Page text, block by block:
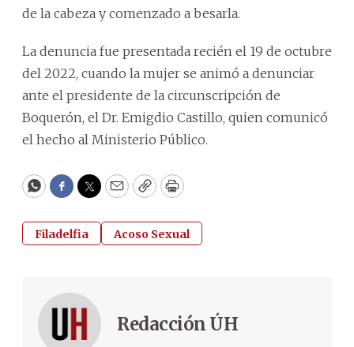
de la cabeza y comenzado a besarla.
La denuncia fue presentada recién el 19 de octubre
del 2022, cuando la mujer se animó a denunciar
ante el presidente de la circunscripción de
Boquerón, el Dr. Emigdio Castillo, quien comunicó
el hecho al Ministerio Público.
WhatsApp
Facebook
Twitter
EmailCopyPrint
Filadelfia Acoso Sexual
Redacción ÚH